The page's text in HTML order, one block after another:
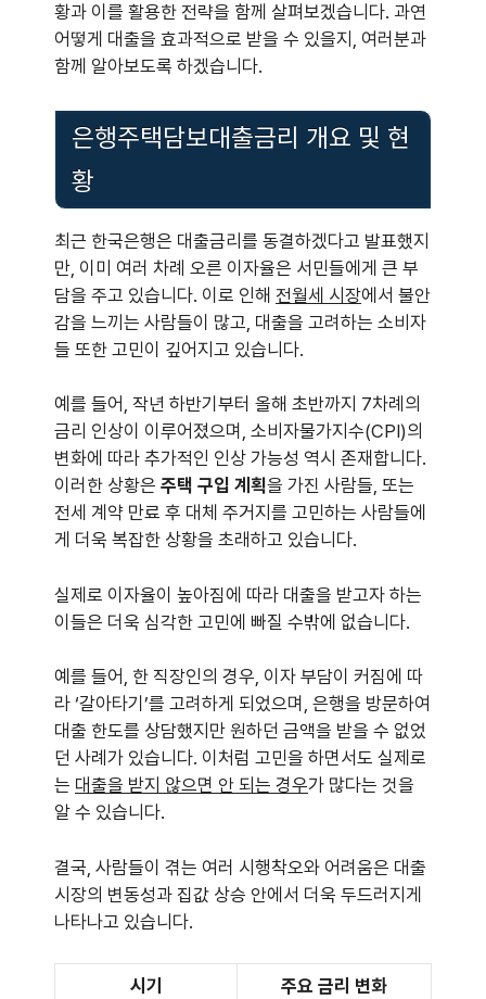
황과 이를 활용한 전략을 함께 살펴보겠습니다. 과연
어떻게 대출을 효과적으로 받을 수 있을지, 여러분과
함께 알아보도록 하겠습니다.
은행주택담보대출금리 개요 및 현
황
최근 한국은행은 대출금리를 동결하겠다고 발표했지
만, 이미 여러 차례 오른 이자율은 서민들에게 큰 부
담을 주고 있습니다. 이로 인해 전월세 시장에서 불안
감을 느끼는 사람들이 많고, 대출을 고려하는 소비자
들 또한 고민이 깊어지고 있습니다.
예를 들어, 작년 하반기부터 올해 초반까지 7차례의
금리 인상이 이루어졌으며, 소비자물가지수(CPI)의
변화에 따라 추가적인 인상 가능성 역시 존재합니다.
이러한 상황은 주택 구입 계획을 가진 사람들, 또는
전세 계약 만료 후 대체 주거지를 고민하는 사람들에
게 더욱 복잡한 상황을 초래하고 있습니다.
실제로 이자율이 높아짐에 따라 대출을 받고자 하는
이들은 더욱 심각한 고민에 빠질 수밖에 없습니다.
예를 들어, 한 직장인의 경우, 이자 부담이 커짐에 따
라 ‘갈아타기’를 고려하게 되었으며, 은행을 방문하여
대출 한도를 상담했지만 원하던 금액을 받을 수 없었
던 사례가 있습니다. 이처럼 고민을 하면서도 실제로
는 대출을 받지 않으면 안 되는 경우가 많다는 것을
알 수 있습니다.
결국, 사람들이 겪는 여러 시행착오와 어려움은 대출
시장의 변동성과 집값 상승 안에서 더욱 두드러지게
나타나고 있습니다.
시기 주요 금리 변화